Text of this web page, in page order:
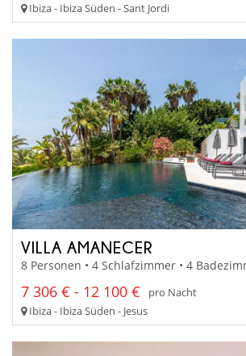
Ibiza - Ibiza Süden - Sant Jordi
VILLA AMANECER
8 Personen • 4 Schlafzimmer • 4
7 306 € - 12 100 €
pro Nacht
Ibiza - Ibiza Süden - Jesus